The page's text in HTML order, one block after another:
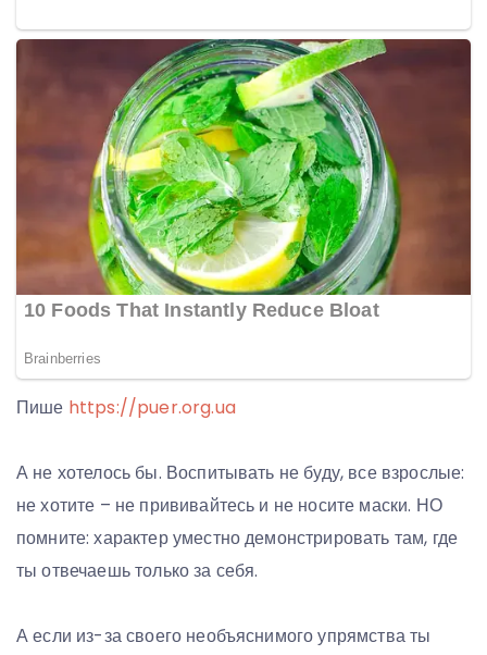
Пише https://puer.org.ua
А не хотелось бы. Воспитывать не буду, все взрослые:
не хотите – не прививайтесь и не носите маски. НО
помните: характер уместно демонстрировать там, где
ты отвечаешь только за себя.
А если из-за своего необъяснимого упрямства ты